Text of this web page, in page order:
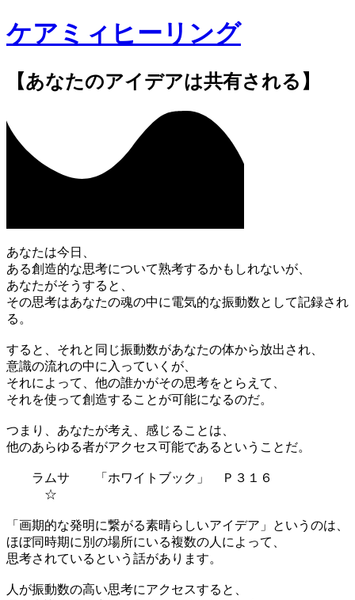
ケアミィヒーリング
【あなたのアイデアは共有される】
あなたは今日、
ある創造的な思考について熟考するかもしれないが、
あなたがそうすると、
その思考はあなたの魂の中に電気的な振動数として記録され
る。
すると、それと同じ振動数があなたの体から放出され、
意識の流れの中に入っていくが、
それによって、他の誰かがその思考をとらえて、
それを使って創造することが可能になるのだ。
つまり、あなたが考え、感じることは、
他のあらゆる者がアクセス可能であるということだ。
ラムサ 「ホワイトブック」 Ｐ３１６
☆
「画期的な発明に繋がる素晴らしいアイデア」というのは、
ほぼ同時期に別の場所にいる複数の人によって、
思考されているという話があります。
人が振動数の高い思考にアクセスすると、